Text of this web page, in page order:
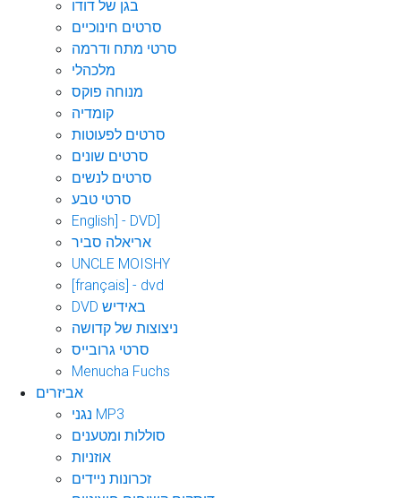
בגן של דודו
סרטים חינוכיים
סרטי מתח ודרמה
מלכהלי
מנוחה פוקס
קומדיה
סרטים לפעוטות
סרטים שונים
סרטים לנשים
סרטי טבע
English] - DVD]
אריאלה סביר
UNCLE MOISHY
[français] - dvd
DVD באידיש
ניצוצות של קדושה
סרטי גרובייס
Menucha Fuchs
אביזרים
נגני MP3
סוללות ומטענים
אוזניות
זכרונות ניידים